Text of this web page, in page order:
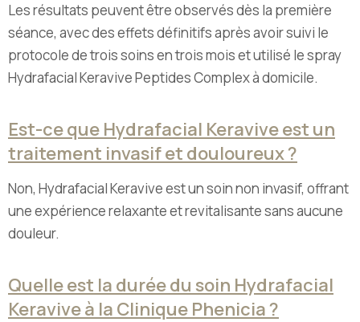
Les résultats peuvent être observés dès la première
séance, avec des effets définitifs après avoir suivi le
protocole de trois soins en trois mois et utilisé le spray
Hydrafacial Keravive Peptides Complex à domicile.
Est-ce que Hydrafacial Keravive est un
traitement invasif et douloureux ?
Non, Hydrafacial Keravive est un soin non invasif, offrant
une expérience relaxante et revitalisante sans aucune
douleur.
Quelle est la durée du soin Hydrafacial
Keravive à la Clinique Phenicia ?